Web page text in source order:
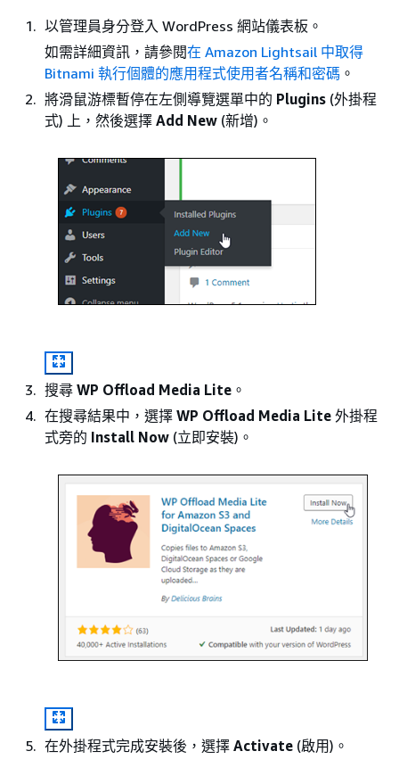
以管理員身分登入 WordPress 網站儀表板。
如需詳細資訊，請參閱在 Amazon Lightsail 中取得
Bitnami 執行個體的應用程式使用者名稱和密碼 。
將滑鼠游標暫停在左側導覽選單中的 Plugins (外掛程
式) 上，然後選擇 Add New (新增)。
搜尋 WP Offload Media Lite 。
在搜尋結果中，選擇 WP Offload Media Lite 外掛程
式旁的 Install Now (立即安裝)。
在外掛程式完成安裝後，選擇 Activate (啟用)。